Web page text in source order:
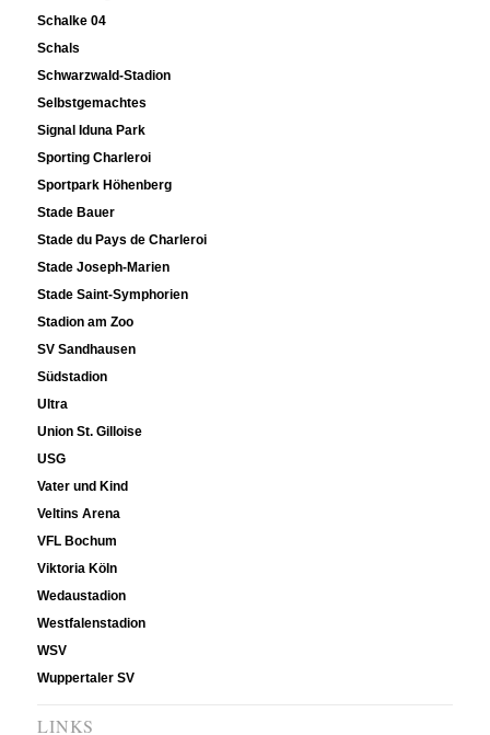
Schalke 04
Schals
Schwarzwald-Stadion
Selbstgemachtes
Signal Iduna Park
Sporting Charleroi
Sportpark Höhenberg
Stade Bauer
Stade du Pays de Charleroi
Stade Joseph-Marien
Stade Saint-Symphorien
Stadion am Zoo
SV Sandhausen
Südstadion
Ultra
Union St. Gilloise
USG
Vater und Kind
Veltins Arena
VFL Bochum
Viktoria Köln
Wedaustadion
Westfalenstadion
WSV
Wuppertaler SV
LINKS